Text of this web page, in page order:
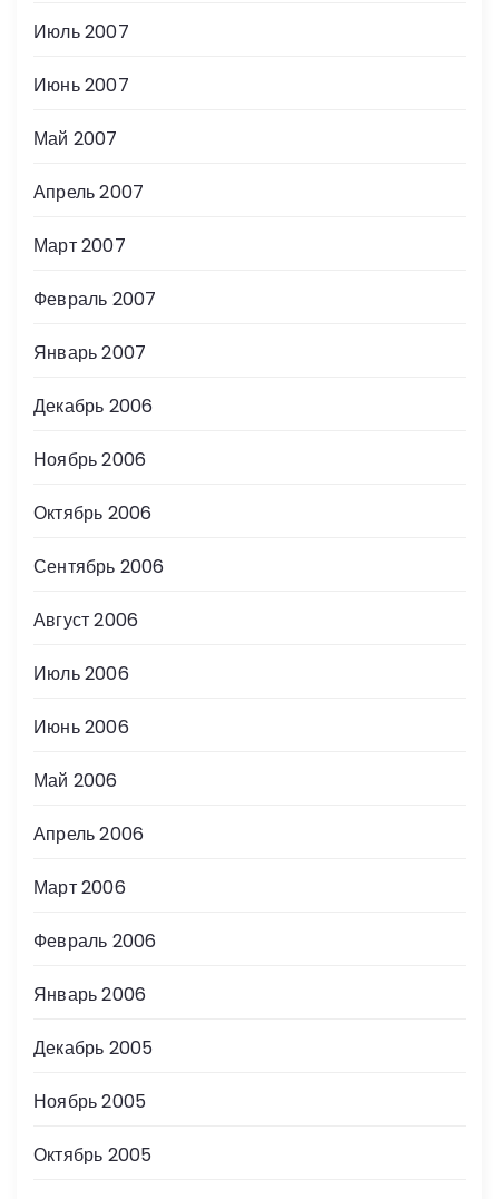
Июль 2007
Июнь 2007
Май 2007
Апрель 2007
Март 2007
Февраль 2007
Январь 2007
Декабрь 2006
Ноябрь 2006
Октябрь 2006
Сентябрь 2006
Август 2006
Июль 2006
Июнь 2006
Май 2006
Апрель 2006
Март 2006
Февраль 2006
Январь 2006
Декабрь 2005
Ноябрь 2005
Октябрь 2005